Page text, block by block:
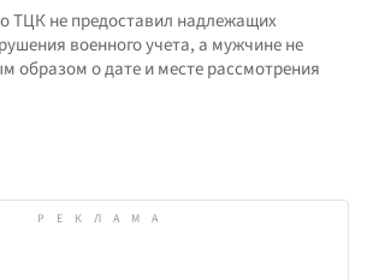
ТЦК не предоставил надлежащих
военного учета, а мужчине не
образом о дате и месте рассмотрения